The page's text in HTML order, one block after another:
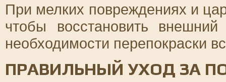
При мелких повреждениях и
чтобы восстановить
необходимости перепокраски
ПРАВИЛЬНЫЙ УХОД ЗА